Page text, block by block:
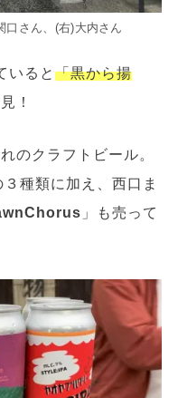
口さん、(右)大内さん
いると 「黒から揚
！
のクラフトビール。
種類に加え、西口ま
」も売って